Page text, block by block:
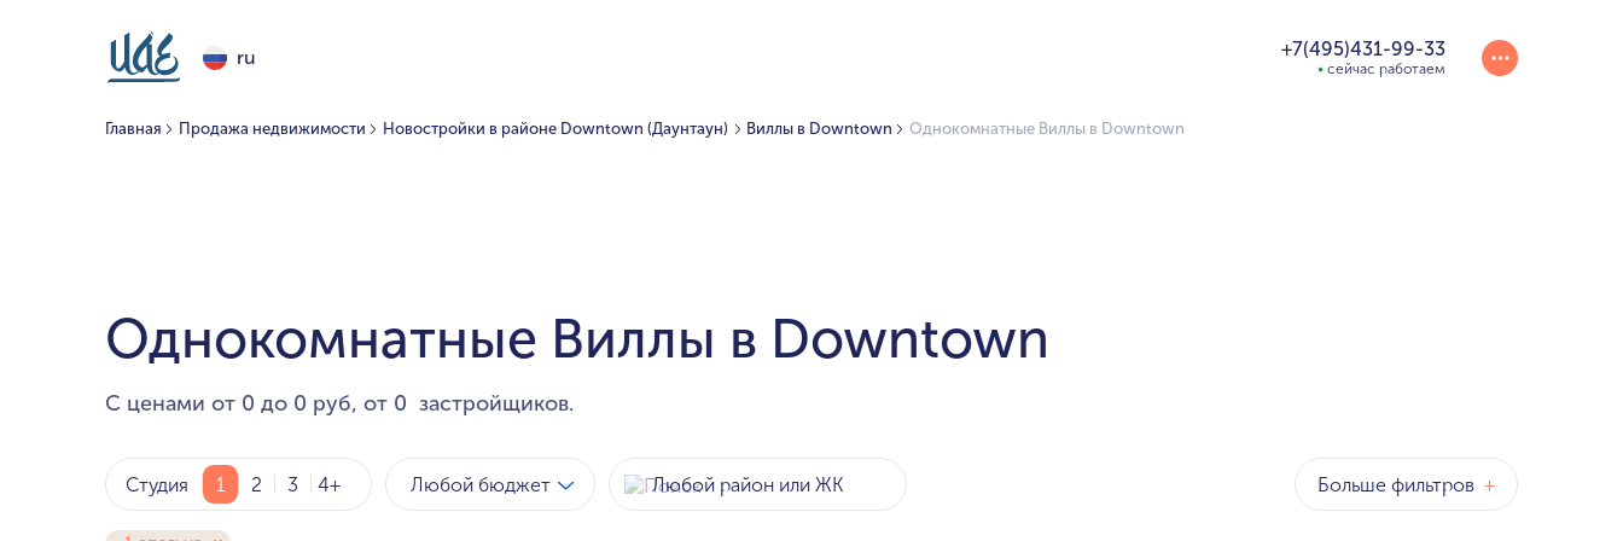
ru +7(495)431-99-33
сейчас работаем
Главная Продажа недвижимости Новостройки в районе Downtown (Даунтаун) Виллы в Downtown Однокомнатные Виллы в Downtown
Однокомнатные Виллы в Downtown
С ценами от 0 до 0 руб, от 0 застройщиков.
Студия 1 2 3 4+ Любой бюджет Больше фильтров +